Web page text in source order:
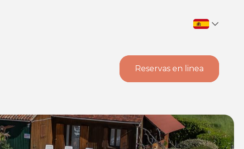
Reservas en linea